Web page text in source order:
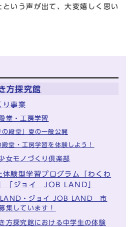
いう声が出て、大変嬉しく思い
方探究館
り事業
堂・工房学習
の殿堂」夏の一般公開
堂・工房学習を体験しよう！
女モノづくり倶楽部
験型学習プログラム「わくわ
「ジョイ JOB LAND」
LAND・ジョイ JOB LAND 市
集しています！
方探究館における中学生の体験